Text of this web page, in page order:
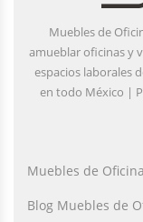
Muebles de
amueblar oficinas y
espacios laborales
en todo México |
Muebles de Oficina
Blog Muebles de